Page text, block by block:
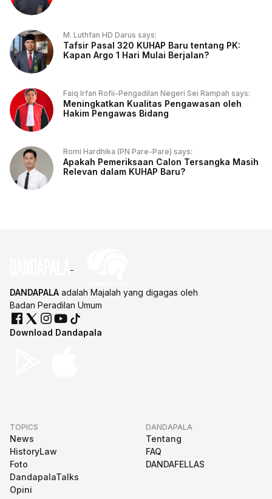
M. Luthfan HD Darus says:
Tafsir Pasal 320 KUHAP Baru tentang PK:
Kapan Argo 1 Hari Mulai Berjalan?
Faiq Irfan Rofii-Pengadilan Negeri Sei Rampah says:
Meningkatkan Kualitas Pengawasan oleh
Hakim Pengawas Bidang
Romi Hardhika (PN Pare-Pare) says:
Apakah Pemeriksaan Calon Tersangka Masih
Relevan dalam KUHAP Baru?
DANDAPALA adalah Majalah yang digagas oleh
Badan Peradilan Umum
Download Dandapala
TOPICS
News
HistoryLaw
Foto
DandapalaTalks
Opini
DANDAPALA
Tentang
FAQ
DANDAFELLAS